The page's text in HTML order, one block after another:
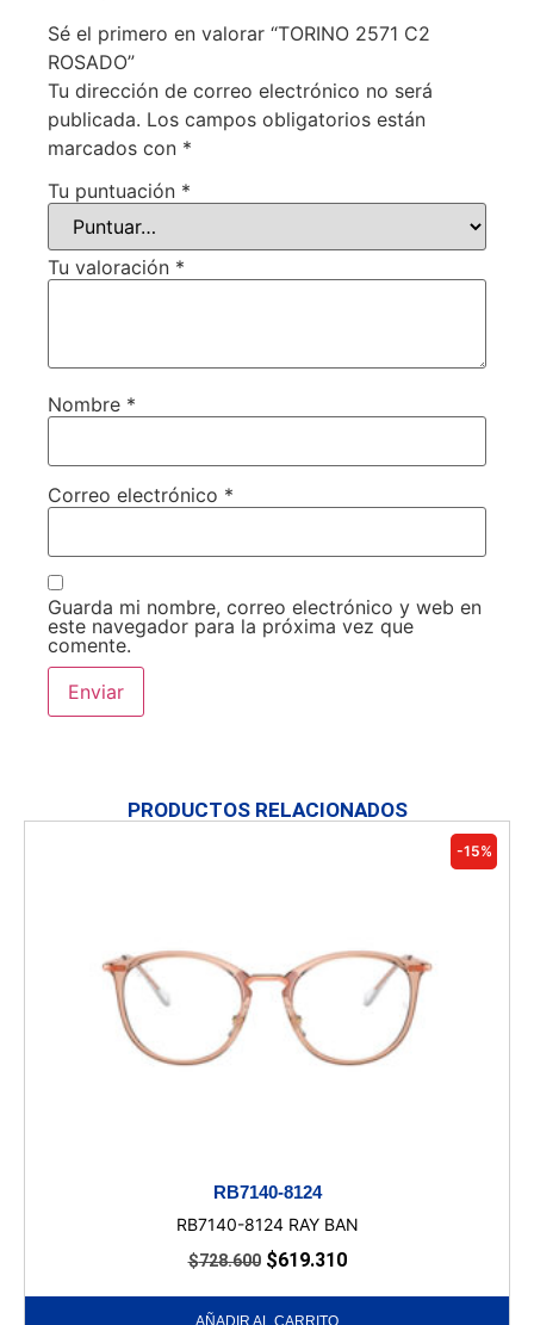
Sé el primero en valorar “TORINO 2571 C2
ROSADO”
Tu dirección de correo electrónico no será
publicada. Los campos obligatorios están
marcados con *
Tu puntuación *
Tu valoración *
Nombre *
Correo electrónico *
Guarda mi nombre, correo electrónico y web en
este navegador para la próxima vez que
comente.
PRODUCTOS RELACIONADOS
-15%
RB7140-8124
RB7140-8124 RAY BAN
$728.600 $619.310